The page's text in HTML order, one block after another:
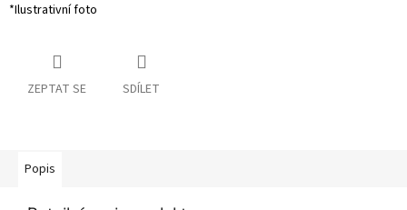
*Ilustrativní foto
ZEPTAT SE SDÍLET
Popis